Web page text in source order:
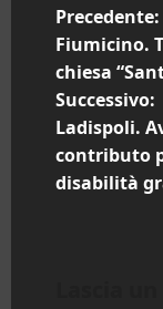
N
a
v
i
Precedente:
Fiumicino.
chiesa
Successivo:
Ladispoli.
contributo
disabilità